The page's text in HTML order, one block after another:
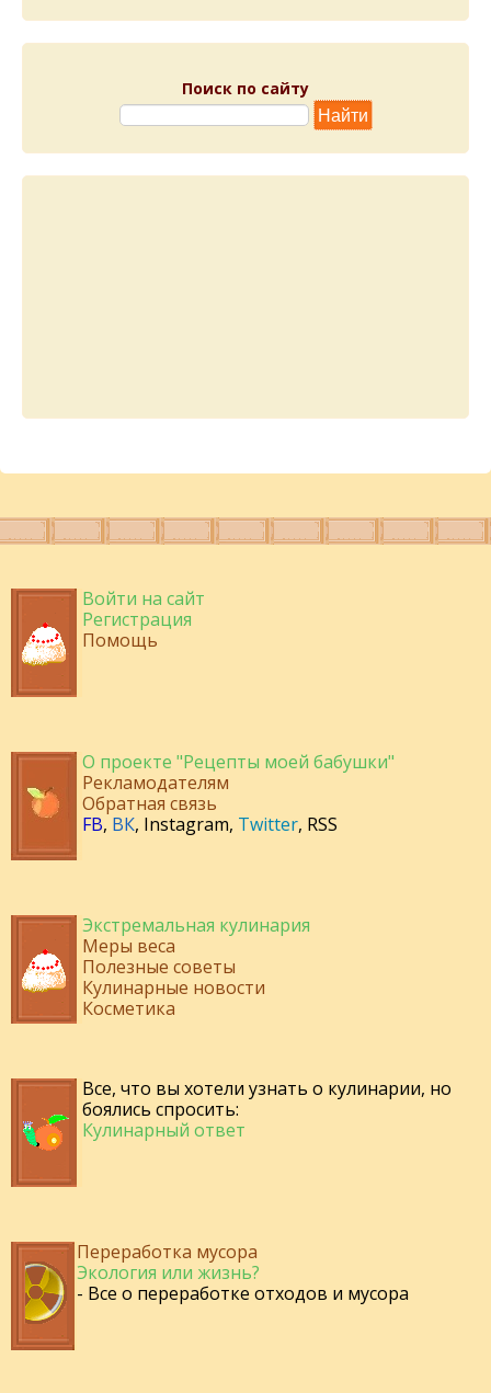
Поиск по сайту
Войти на сайт
Регистрация
Помощь
О проекте "Рецепты моей бабушки"
Рекламодателям
Обратная связь
FB, ВК, Instagram, Twitter, RSS
Экстремальная кулинария
Меры веса
Полезные советы
Кулинарные новости
Косметика
Все, что вы хотели узнать о кулинарии, но
боялись спросить:
Кулинарный ответ
Переработка мусора
Экология или жизнь?
- Все о переработке отходов и мусора